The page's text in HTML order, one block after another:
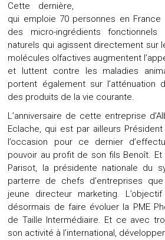
Cette dernière,
qui emploie 70 personnes en France
des micro-ingrédients
naturels qui agissent directement sur
molécules olfactives augmentent
et luttent contre les maladies
portent également sur l’atténuation
des produits de la vie courante.
L’anniversaire de cette entreprise
Eclache, qui est par ailleurs
l’occasion pour ce dernier
pouvoir au profit de son fils Benoît. Et
Parisot, la présidente nationale du
parterre de chefs d’entreprises
jeune directeur marketing.
désormais de faire évoluer la PME
de Taille Intermédiaire. Et ce avec
son activité à l’international,